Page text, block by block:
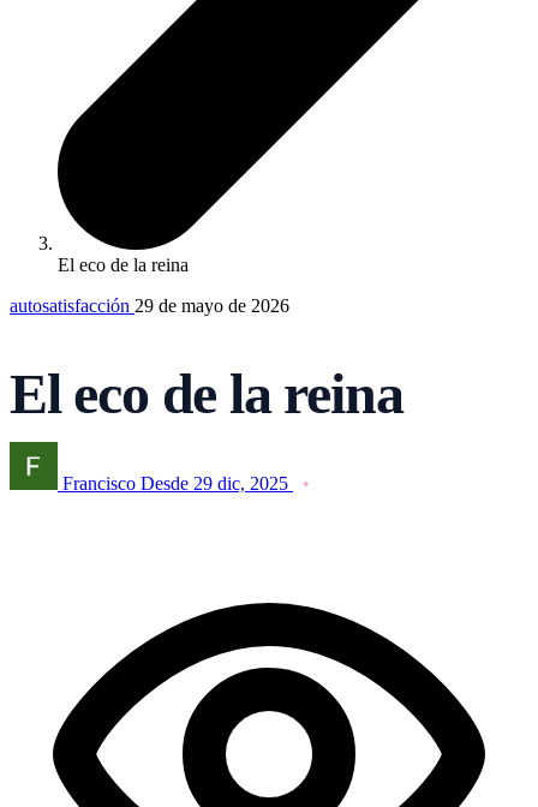
El eco de la reina
autosatisfacción 29 de mayo de 2026
El eco de la reina
Francisco Desde 29 dic, 2025